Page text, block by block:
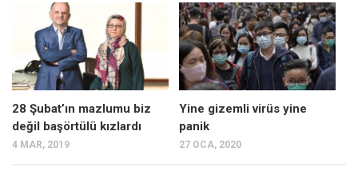
Mehmet Ali Tekin
Abir E. Nahas
Amina S. Jenenkovic
Bağdagül Öz
Esra Elönü
28 Şubat’ın mazlumu biz
değil başörtülü kızlardı
4 MAR, 2019
Yine gizemli virüs yine
panik
27 OCA, 2020